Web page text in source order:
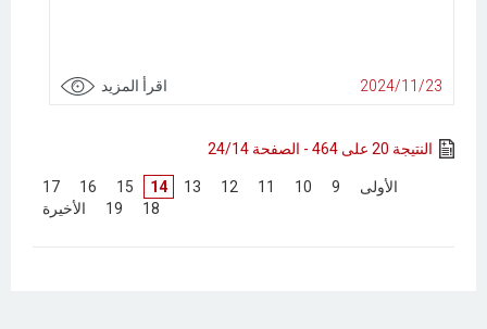
2024/11/23 اقرأ المزيد
النتيجة 20 على 464 - الصفحة 24/14
الأولى 9
10
11
12
13
14
15
16
17
18
19 الأخيرة